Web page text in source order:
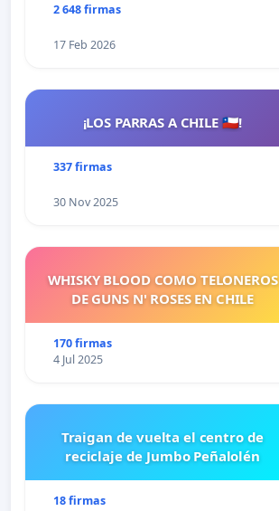
2 648 firmas
17 Feb 2026
¡LOS PARRAS A CHILE 🇨🇱!
337 firmas
30 Nov 2025
WHISKY BLOOD COMO TELONEROS
DE GUNS N' ROSES EN CHILE
170 firmas
4 Jul 2025
Traigan de vuelta el centro de
reciclaje de Jumbo Peñalolén
18 firmas